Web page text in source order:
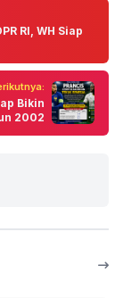
RI, WH Siap
Bikin
2002